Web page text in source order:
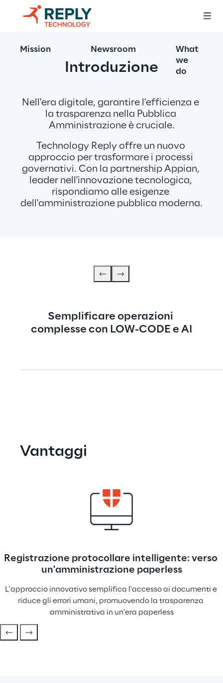
Mission Newsroom
What
we
do
Introduzione
Nell'era digitale, garantire l'efficienza e
la trasparenza nella Pubblica
Amministrazione è cruciale.
Technology Reply offre un nuovo
approccio per trasformare i processi
governativi. Con la partnership Appian,
leader nell'innovazione tecnologica,
rispondiamo alle esigenze
dell'amministrazione pubblica moderna.
Semplificare operazioni
complesse con LOW-CODE e AI
Vantaggi
Registrazione protocollare intelligente: verso
un'amministrazione paperless
L'approccio innovativo semplifica l'accesso ai documenti e
riduce gli errori umani, promuovendo la trasparenza
amministrativa in un'era paperless